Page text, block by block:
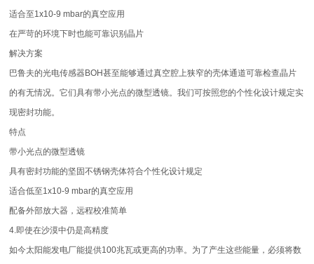
适合至1x10-9 mbar的真空应用
在严苛的环境下时也能可靠识别晶片
解决方案
巴鲁夫的光电传感器BOH甚至能够通过真空腔上狭窄的壳体通道可靠检查晶片
的有无情况。它们具有带小光点的微型透镜。我们可按照您的个性化设计规定实
现密封功能。
特点
带小光点的微型透镜
具有密封功能的坚固不锈钢壳体符合个性化设计规定
适合低至1x10-9 mbar的真空应用
配备外部放大器，远程校准简单
4.即使在沙漠中仍是高精度
如今太阳能发电厂能提供100兆瓦或更高的功率。为了产生这些能量，必须将数